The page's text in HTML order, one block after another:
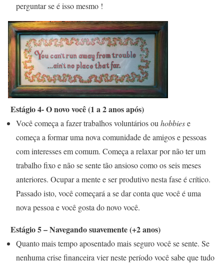
perguntar se é isso mesmo !
Estágio 4- O novo você (1 a 2 anos após)
Você começa a fazer trabalhos voluntários ouhobbiese
começa a formar uma nova comunidade de amigos e pessoas
com interesses em comum. Começa a relaxar por não ter um
trabalho fixo e não se sente tão ansioso como os seis meses
anteriores. Ocupar a mente e ser produtivo nesta fase é crítico.
Passado isto, você começará a se dar conta que você é uma
nova pessoa e você gosta do novo você.
Estágio 5 – Navegando suavemente (+2 anos)
Quanto mais tempo aposentado mais seguro você se sente. Se
nenhuma crise financeira vier neste período você sabe que tudo